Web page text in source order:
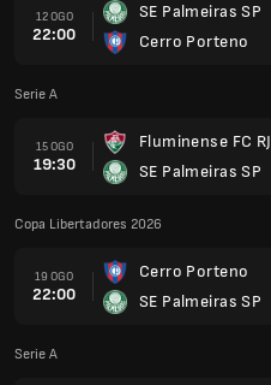
12 OGO
22:00
SE Palmeiras SP
Cerro Porteno
Serie A
15 OGO
19:30
Fluminense FC RJ
SE Palmeiras SP
Copa Libertadores 2026
19 OGO
22:00
Cerro Porteno
SE Palmeiras SP
Serie A